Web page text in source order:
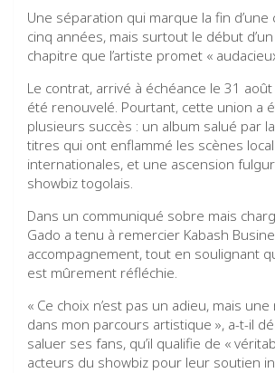
Une séparation qui marque la fin d’une
cinq années, mais surtout le début
chapitre que l’artiste promet «
Le contrat, arrivé à échéance le 31 août
été renouvelé. Pourtant, cette union a
plusieurs succès : un album salué par
titres qui ont enflammé les scènes
internationales, et une ascension
showbiz togolais.
Dans un communiqué sobre mais
Gado a tenu à remercier Kabash
accompagnement, tout en soulignant
est mûrement réfléchie.
« Ce choix n’est pas un adieu, mais
dans mon parcours artistique », a-t-il
saluer ses fans, qu’il qualifie de «
acteurs du showbiz pour leur soutien